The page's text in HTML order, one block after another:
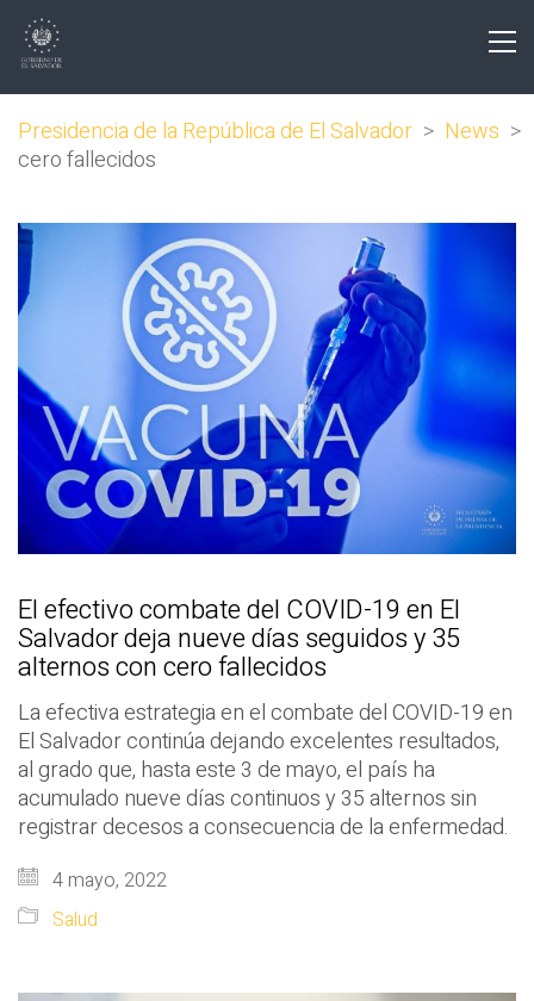
Presidencia de la República de El Salvador > News >
cero fallecidos
El efectivo combate del COVID-19 en El
Salvador deja nueve días seguidos y 35
alternos con cero fallecidos
La efectiva estrategia en el combate del COVID-19 en
El Salvador continúa dejando excelentes resultados,
al grado que, hasta este 3 de mayo, el país ha
acumulado nueve días continuos y 35 alternos sin
registrar decesos a consecuencia de la enfermedad.
4 mayo, 2022
Salud